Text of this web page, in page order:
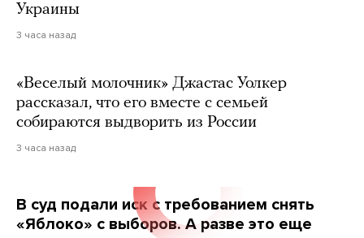
Украины
3 часа назад
«Веселый молочник» Джастас Уолкер
рассказал, что его вместе с семьей
собираются выдворить из России
3 часа назад
В суд подали иск с требованием снять
«Яблоко» с выборов. А разве это еще